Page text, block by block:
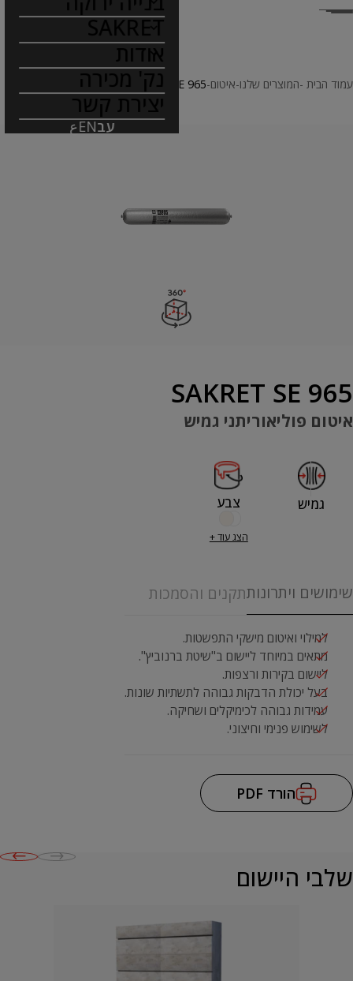
SAKRET
אודות
נק' מכירה
יצירת קשר
עבENع
עמוד הבית המוצרים שלנו איטום SAKRET SE 965
SAKRET SE 965
איטום פוליאוריתני גמיש
גמיש צבע
הצג עוד +
שימושים ויתרונותתקנים והסמכות
למילוי ואיטום מישקי התפשטות.
מתאים במיוחד ליישום ב"שיטת ברנוביץ".
ליישום בקירות ורצפות.
בעל יכולת הדבקות גבוהה לתשתיות שונות.
עמידות גבוהה לכימיקלים ושחיקה.
לשימוש פנימי וחיצוני.
הורד PDF
שלבי היישום